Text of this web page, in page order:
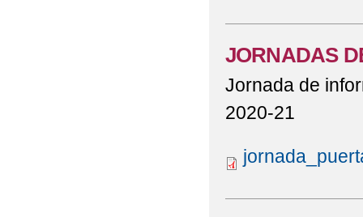
JORNADAS
Jornada de
2020-21